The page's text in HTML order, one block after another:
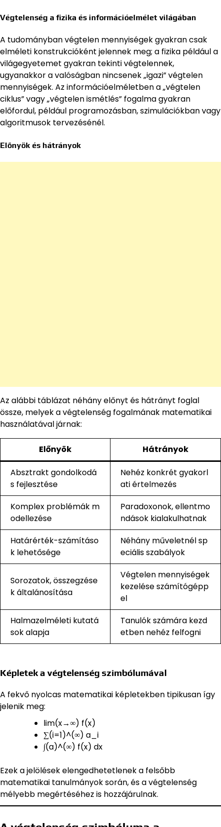
Végtelenség a fizika és információelmélet világában
A tudományban végtelen mennyiségek gyakran csak
elméleti konstrukcióként jelennek meg; a fizika például a
világegyetemet gyakran tekinti végtelennek,
ugyanakkor a valóságban nincsenek „igazi” végtelen
mennyiségek. Az információelméletben a „végtelen
ciklus” vagy „végtelen ismétlés” fogalma gyakran
előfordul, például programozásban, szimulációkban vagy
algoritmusok tervezésénél.
Előnyök és hátrányok
Az alábbi táblázat néhány előnyt és hátrányt foglal
össze, melyek a végtelenség fogalmának matematikai
használatával járnak:
Előnyök Hátrányok
Absztrakt gondolkodá
s fejlesztése
Nehéz konkrét gyakorl
ati értelmezés
Komplex problémák m
odellezése
Paradoxonok, ellentmo
ndások kialakulhatnak
Határérték-számításo
k lehetősége
Néhány műveletnél sp
eciális szabályok
Sorozatok, összegzése
k általánosítása
Végtelen mennyiségek
kezelése számítógépp
el
Halmazelméleti kutatá
sok alapja
Tanulók számára kezd
etben nehéz felfogni
Képletek a végtelenség szimbólumával
A fekvő nyolcas matematikai képletekben tipikusan így
jelenik meg:
lim(x→∞) f(x)
∑(i=1)^(∞) a_i
∫(a)^(∞) f(x) dx
Ezek a jelölések elengedhetetlenek a felsőbb
matematikai tanulmányok során, és a végtelenség
mélyebb megértéséhez is hozzájárulnak.